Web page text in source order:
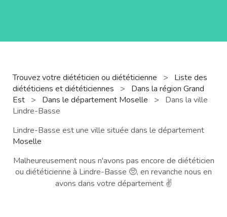
Trouvez votre diététicien ou diététicienne >
Liste des
diététiciens et diététiciennes
>
Dans la région Grand
Est > Dans le département Moselle >
Dans la ville
Lindre-Basse
Lindre-Basse est une ville située dans le département
Moselle
Malheureusement nous n'avons pas encore de diététicien
ou diététicienne à Lindre-Basse 🥺, en revanche nous en
avons dans votre département ✌️